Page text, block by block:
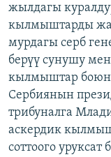
АЗАТТЫК+
ЫҢГАЙСЫЗ СУРООЛОР
ОНЛАЙН ШЕРИНЕ
ЭЕ/АРнун
жылдагы
кылмыштарды
мурдагы серб
берүү сунушу
кылмыштар
Сербиянын
трибуналга
аскердик
соттоого